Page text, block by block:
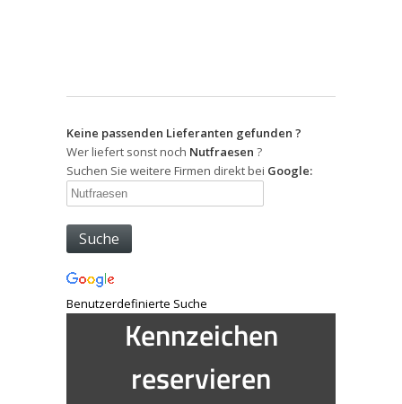
Keine passenden Lieferanten gefunden ?
Wer liefert sonst noch Nutfraesen ?
Suchen Sie weitere Firmen direkt bei Google:
Benutzerdefinierte Suche